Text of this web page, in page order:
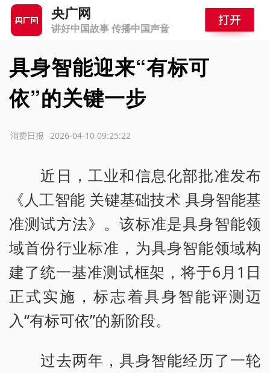
央广网
讲好中国故事 传播中国声音
具身智能迎来“有标可
依”的关键一步
2026-04-10 09:25:22
消费日报
近日，工业和信息化部批准发布
《人工智能 关键基础技术 具身智能基
准测试方法》。该标准是具身智能领
域首份行业标准，为具身智能领域构
建了统一基准测试框架，将于6月1日
正式实施，标志着具身智能评测迈
入“有标可依”的新阶段。
过去两年，具身智能经历了一轮